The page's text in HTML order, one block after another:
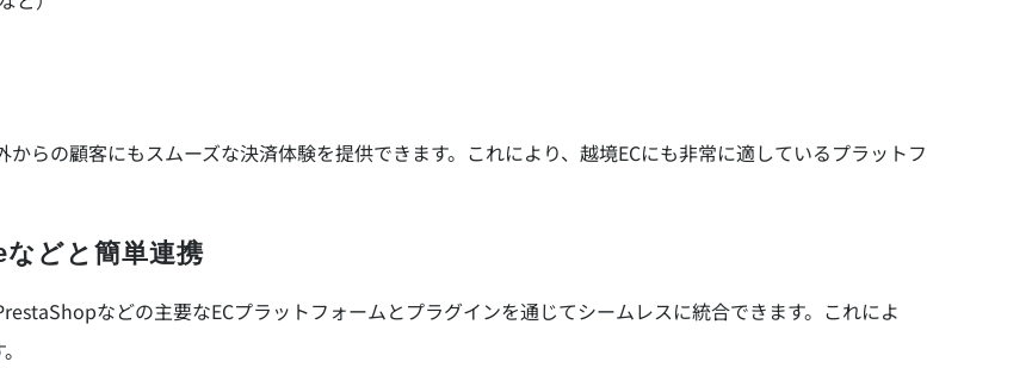
らの顧客にもスムーズな決済体験を提供できます。これにより、越境ECにも非常に適しているプラットフ
どと簡単連携
などの主要なECプラットフォームとプラグインを通じてシームレスに統合できます。これによ